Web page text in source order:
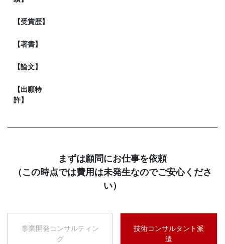
【受賞歴】
【著書】
【論文】
【出願特
許】
まずは顧問にお仕事を依頼
（この時点では費用は未発生なのでご安心くださ
い）
事業開発コンサルティン
グ
技術コンサルタント派
遣